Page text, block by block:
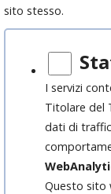
sito stesso.
I servizi
Titolare del
dati di
Questo sito